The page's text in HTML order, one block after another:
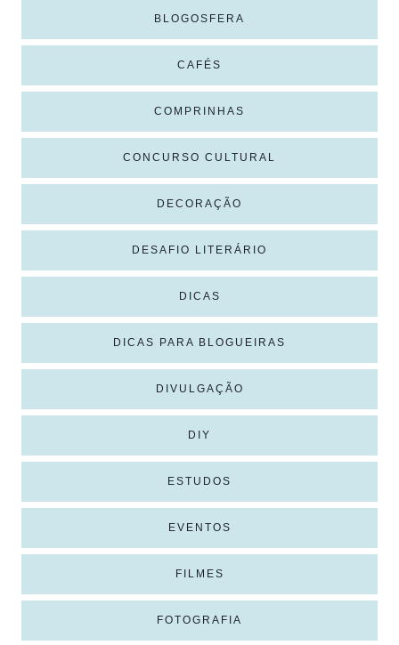
BLOGOSFERA
CAFÉS
COMPRINHAS
CONCURSO CULTURAL
DECORAÇÃO
DESAFIO LITERÁRIO
DICAS
DICAS PARA BLOGUEIRAS
DIVULGAÇÃO
DIY
ESTUDOS
EVENTOS
FILMES
FOTOGRAFIA